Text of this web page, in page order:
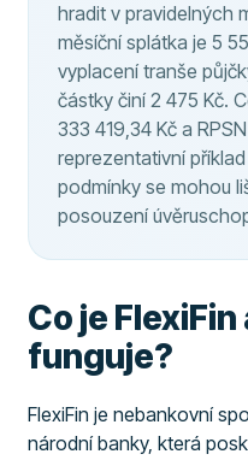
hradit v pravidelných
měsíční splátka je 5
vyplacení tranše
částky činí 2 475 Kč.
333 419,34 Kč a
reprezentativní
podmínky se mohou
posouzení
Co je
funguje?
FlexiFin je nebankovní
národní banky, která